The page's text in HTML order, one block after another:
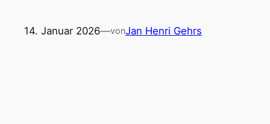
14. Januar 2026—vonJan Henri Gehrs